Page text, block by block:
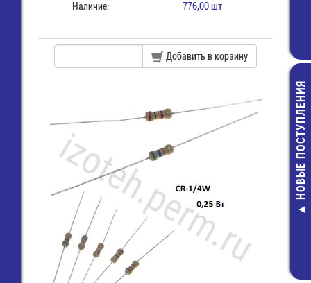
Кварц-24000
7T(TSX-3225)
8pF
НОВЫЕ ПОСТУПЛЕНИЯ
Наличие: 776,00 шт
Добавить в корзину